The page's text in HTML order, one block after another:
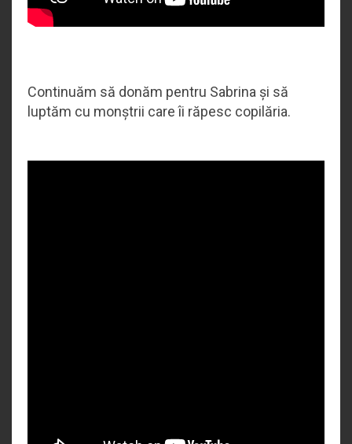
Continuăm să donăm pentru Sabrina și să
luptăm cu monștrii care îi răpesc copilăria.